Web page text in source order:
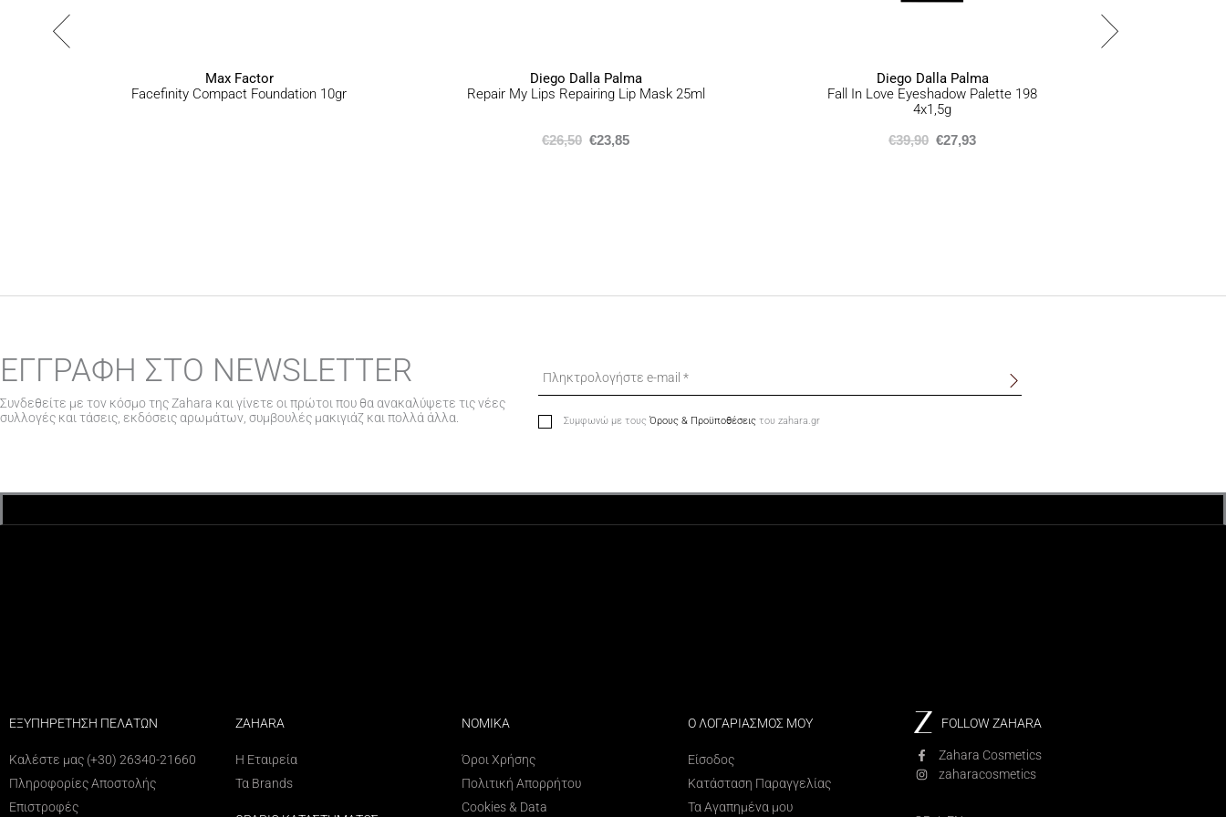
Max Factor
Facefinity Compact Foundation 10gr
Diego Dalla Palma
Repair My Lips Repairing Lip Mask 25ml
€26,50 €23,85
Diego Dalla Palma
Fall In Love Eyeshadow Palette 198
4x1,5g
€39,90 €27,93
ΕΓΓΡΑΦΗ ΣΤΟ NEWSLETTER
Συνδεθείτε με τον κόσμο της Zahara και γίνετε οι πρώτοι που θα ανακαλύψετε τις νέες
συλλογές και τάσεις, εκδόσεις αρωμάτων, συμβουλές μακιγιάζ και πολλά άλλα.
Συμφωνώ με τουςΌρους & Προϋποθέσεις του zahara.gr
ΕΞΥΠΗΡΕΤΗΣΗ ΠΕΛΑΤΩΝ
Καλέστε μας (+30) 26340-21660
Πληροφορίες Αποστολής
Επιστροφές
ZAHARA
Η Εταιρεία
Τα Brands
ΝΟΜΙΚΑ
Όροι Χρήσης
Πολιτική Απορρήτου
Cookies & Data
Ο ΛΟΓΑΡΙΑΣΜΟΣ ΜΟΥ
Είσοδος
Κατάσταση Παραγγελίας
Τα Αγαπημένα μου
FOLLOW ZAHARA
Zahara Cosmetics
zaharacosmetics